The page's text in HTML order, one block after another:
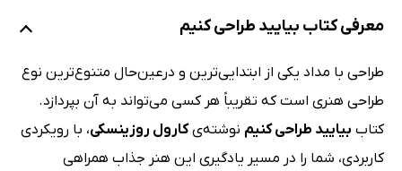
معرفی کتاب بیایید طراحی کنیم
طراحی با مداد یکی از ابتدایی‌ترین و درعین‌حال متنوع‌ترین نوع
طراحی هنری است که تقریباً هر کسی می‌تواند به آن بپردازد.
کتاب بیایید طراحی کنیم نوشته‌یکارول روزینسکی، با رویکردی
کاربردی، شما را در مسیر یادگیری این هنر جذاب همراهی